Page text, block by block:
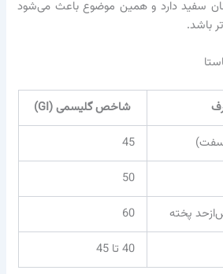
سفید دارد و همین موضوع باعث می‌شود
باشد.
شاخص گلیسمی (GI)
سفت)
45
50
پخته
60
40 تا 45